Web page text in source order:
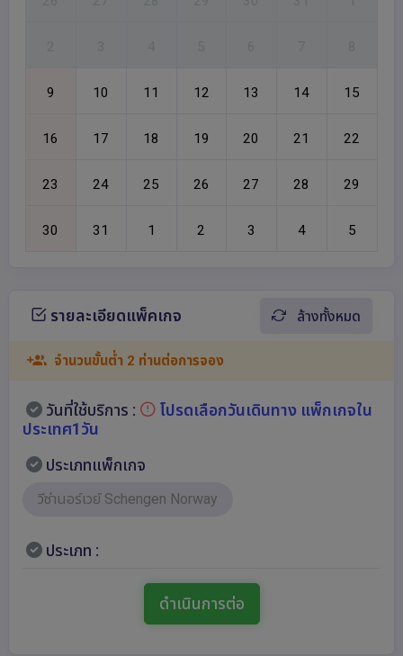
รายละเอียดแพ็คเกจ ล้างทั้งหมด
จำนวนขั้นต่ำ 2 ท่านต่อการจอง
วันที่ใช้บริการ :
โปรดเลือกวันเดินทาง แพ็กเกจใน
ประเทศ1วัน
ประเภทแพ็กเกจ
วีซ่านอร์เวย์ Schengen Norway
ประเภท :
ดำเนินการต่อ